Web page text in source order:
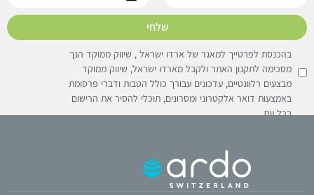
בהכנסת לפרטייך למאגר של ארדו ישראל , שיווק ממוקד הנך
מסכימה לתקנון האתר ולקבל מארדו ישראל, שיווק ממוקד
מבצעים רלוונטיים, עדכונים עבורך כולל הטבות ודברי פרסומת
באמצעות דואר אלקטרוני ומסרונים, תוכלי להסיר את הרישום
בכל עת
שלחי